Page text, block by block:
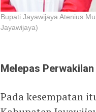
Bupati Jayawijaya Atenius
Jayawijaya)
Melepas
Pada kesempatan